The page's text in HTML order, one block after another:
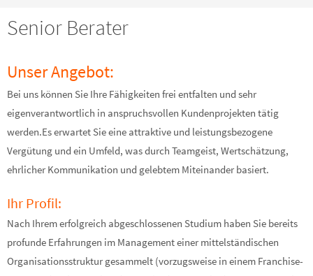
Senior Berater
Unser Angebot:
Bei uns können Sie Ihre Fähigkeiten frei entfalten und sehr
eigenverantwortlich in anspruchsvollen Kundenprojekten tätig
werden.Es erwartet Sie eine attraktive und leistungsbezogene
Vergütung und ein Umfeld, was durch Teamgeist, Wertschätzung,
ehrlicher Kommunikation und gelebtem Miteinander basiert.
Ihr Profil:
Nach Ihrem erfolgreich abgeschlossenen Studium haben Sie bereits
profunde Erfahrungen im Management einer mittelständischen
Organisationsstruktur gesammelt (vorzugsweise in einem Franchise-